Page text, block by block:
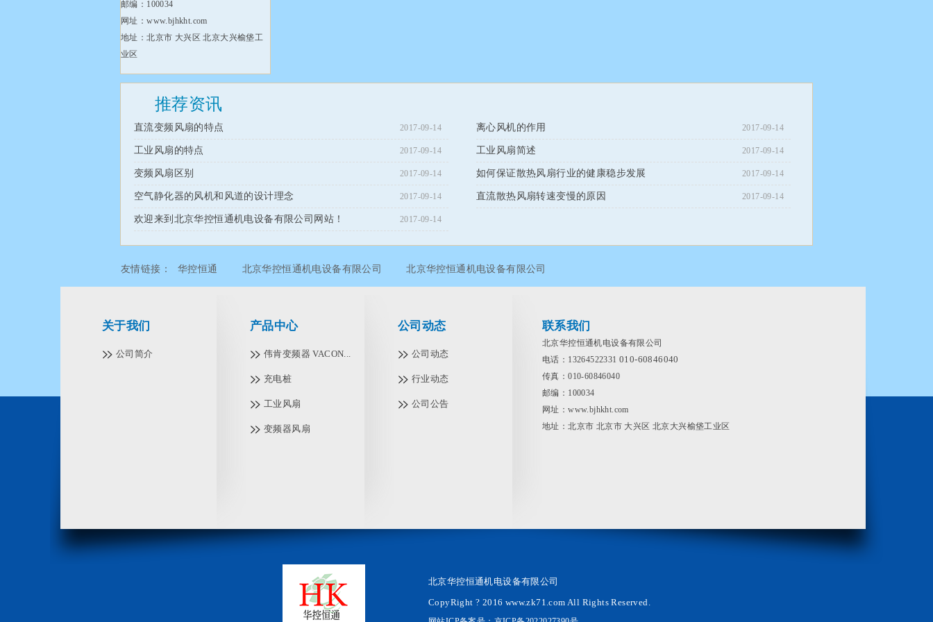
邮编：100034
网址：www.bjhkht.com
地址：北京市 大兴区 北京大兴榆垡工
业区
推荐资讯
2017-09-14
直流变频风扇的特点 2017-09-14
离心风机的作用
2017-09-14
工业风扇的特点 2017-09-14
工业风扇简述
2017-09-14
变频风扇区别 2017-09-14
如何保证散热风扇行业的健康稳步发展
2017-09-14
空气静化器的风机和风道的设计理念 2017-09-14
直流散热风扇转速变慢的原因
2017-09-14
欢迎来到北京华控恒通机电设备有限公司网站！
友情链接： 华控恒通 北京华控恒通机电设备有限公司 北京华控恒通机电设备有限公司
关于我们
公司简介
产品中心
伟肯变频器 VACON...
充电桩
工业风扇
变频器风扇
公司动态
公司动态
行业动态
公司公告
联系我们
北京华控恒通机电设备有限公司
电话：13264522331 010-60846040
传真：010-60846040
邮编：100034
网址：www.bjhkht.com
地址：北京市 北京市 大兴区 北京大兴榆垡工业区
北京华控恒通机电设备有限公司
CopyRight ? 2016 www.zk71.com All Rights Reserved.